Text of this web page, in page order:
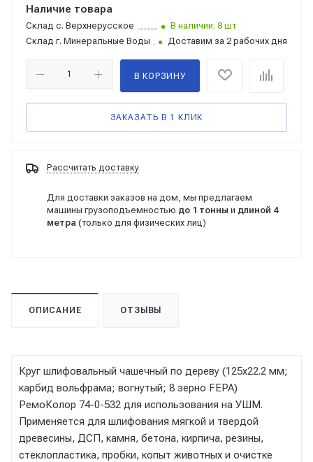
Наличие товара
Склад с. Верхнерусское
В наличии: 8 шт
Склад г. Минеральные Воды Доставим за 2 рабочих дня
В КОРЗИНУ
ЗАКАЗАТЬ В 1 КЛИК
Рассчитать доставку
Для доставки заказов на дом, мы предлагаем
машины грузоподъемностью до 1 тонны и длиной 4
метра (только для физических лиц)
ОПИСАНИЕ ОТЗЫВЫ
Круг шлифовальный чашечный по дереву (125x22.2 мм;
карбид вольфрама; вогнутый; 8 зерно FEPA)
РемоКолор 74-0-532 для использования на УШМ.
Применяется для шлифования мягкой и твердой
древесины, ДСП, камня, бетона, кирпича, резины,
стеклопластика, пробки, копыт животных и очистке